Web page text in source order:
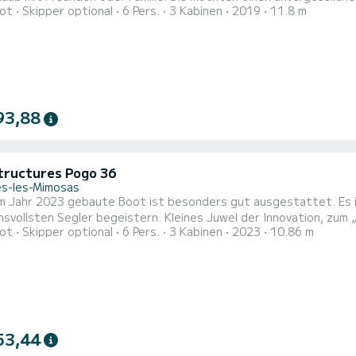
Sie können mit bis zu 8 Personen an Bord kommen und die 3 komfortablen
Skipper optional 6 Pers. 3 Kabinen 2019 11.8 m
Pogo 36
les-Mimosas
gebaute Boot ist besonders gut ausgestattet. Es ist sowohl komfortabel als auch effizient und wird die
Kleines Juwel der Innovation, zum „Europäischen Segelboot des Jahres 2017“ gewählt „, es
schnell und einfach zu handhaben.
Skipper optional 6 Pers. 3 Kabinen 2023 10.86 m